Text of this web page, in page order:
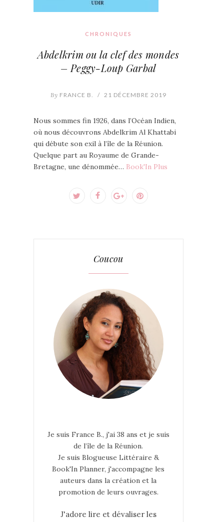
CHRONIQUES
Abdelkrim ou la clef des mondes
– Peggy-Loup Garbal
By FRANCE B. / 21 DÉCEMBRE 2019
Nous sommes fin 1926, dans l’Océan Indien,
où nous découvrons Abdelkrim Al Khattabi
qui débute son exil à l’île de la Réunion.
Quelque part au Royaume de Grande-
Bretagne, une dénommée… Book'In Plus
Coucou
Je suis France B., j'ai 38 ans et je suis
de l’île de la Réunion.
Je suis Blogueuse Littéraire &
Book'In Planner, j'accompagne les
auteurs dans la création et la
promotion de leurs ouvrages.
J'adore lire et dévaliser les